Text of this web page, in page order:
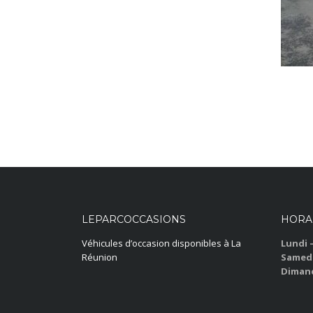
LEPARCOCCASIONS
Véhicules d’occasion disponibles à La
Réunion
Lundi